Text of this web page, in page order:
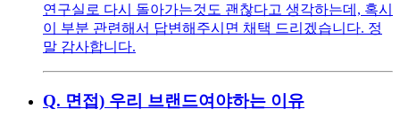
연구실로 다시 돌아가는것도 괜찮다고 생각하는데, 혹시
이 부분 관련해서 답변해주시면 채택 드리겠습니다. 정
말 감사합니다.
Q. 면접) 우리 브랜드여야하는 이유